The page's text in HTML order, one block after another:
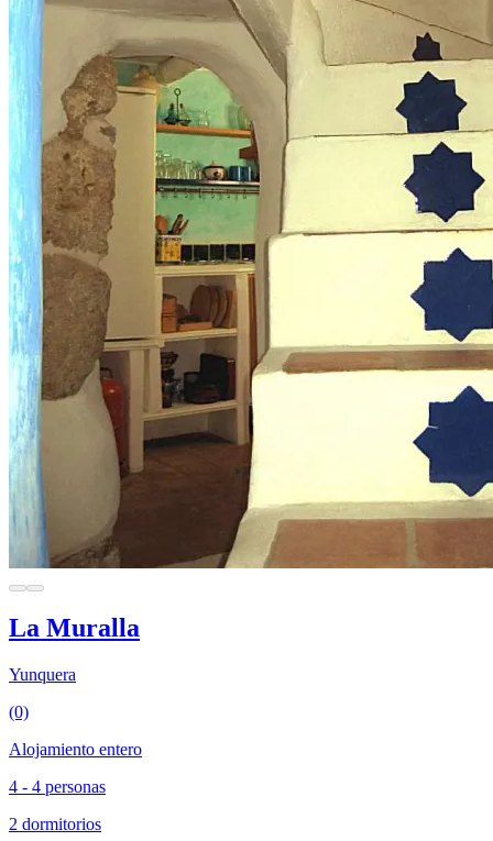
La Muralla
Yunquera
(0)
Alojamiento entero
4 - 4 personas
2 dormitorios